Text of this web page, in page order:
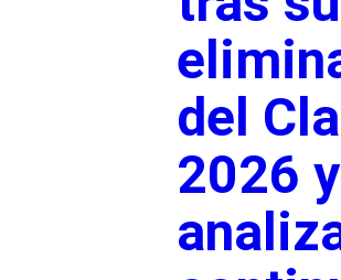
del
2026 y